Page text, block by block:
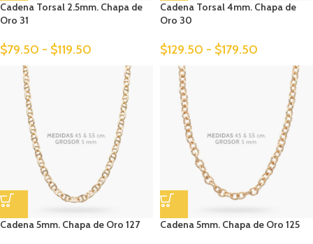
Cadena Torsal 2.5mm. Chapa de
Oro 31
$79.50 - $119.50
Cadena Torsal 4mm. Chapa de
Oro 30
$129.50 - $179.50
Cadena 5mm. Chapa de Oro 127 Cadena 5mm. Chapa de Oro 125